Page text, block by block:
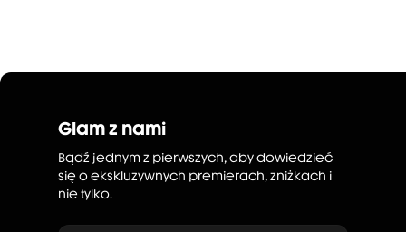
Glam z nami
Bądź jednym z pierwszych, aby dowiedzieć
się o ekskluzywnych premierach, zniżkach i
nie tylko.